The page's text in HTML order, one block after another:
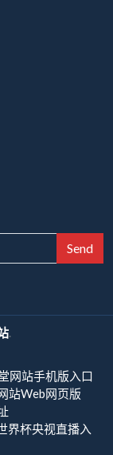
Send
.
网站手机版入口
站Web网页版
界杯央视直播入